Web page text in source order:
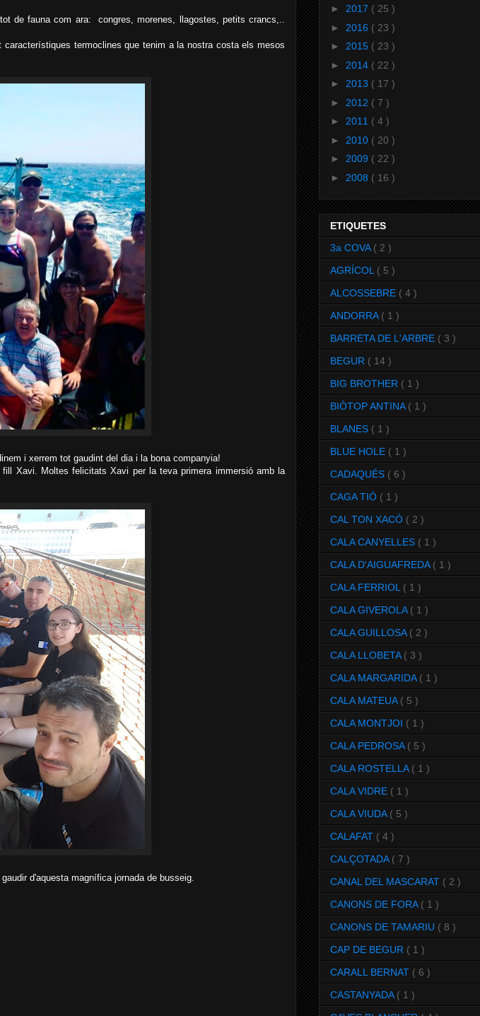
de fauna com ara: congres, morenes, llagostes, petits crancs,..
termoclines que tenim a la nostra costa els mesos
i xerrem tot gaudint del dia i la bona companyia!
Xavi. Moltes felicitats Xavi per la teva primera immersió amb la
d'aquesta magnífica jornada de busseig.
► 2017 ( 25 )
► 2016 ( 23 )
► 2015 ( 23 )
► 2014 ( 22 )
► 2013 ( 17 )
► 2012 ( 7 )
► 2011 ( 4 )
► 2010 ( 20 )
► 2009 ( 22 )
► 2008 ( 16 )
ETIQUETES
3a COVA( 2 )
AGRÍCOL ( 5 )
ALCOSSEBRE ( 4 )
ANDORRA( 1 )
BARRETA DE L'ARBRE ( 3 )
BEGUR ( 14 )
BIG BROTHER ( 1 )
BIÒTOP ANTINA( 1 )
BLANES ( 1 )
BLUE HOLE ( 1 )
CADAQUÉS ( 6 )
CAGA TIÓ ( 1 )
CAL TON XACÓ ( 2 )
CALA CANYELLES ( 1 )
CALA D'AIGUAFREDA( 1 )
CALA FERRIOL ( 1 )
CALA GIVEROLA( 1 )
CALA GUILLOSA( 2 )
CALA LLOBETA( 3 )
CALA MARGARIDA( 1 )
CALA MATEUA( 5 )
CALA MONTJOI ( 1 )
CALA PEDROSA( 5 )
CALA ROSTELLA( 1 )
CALA VIDRE ( 1 )
CALA VIUDA( 5 )
CALAFAT ( 4 )
CALÇOTADA( 7 )
CANAL DEL MASCARAT ( 2 )
CANONS DE FORA( 1 )
CANONS DE TAMARIU ( 8 )
CAP DE BEGUR ( 1 )
CARALL BERNAT ( 6 )
CASTANYADA( 1 )